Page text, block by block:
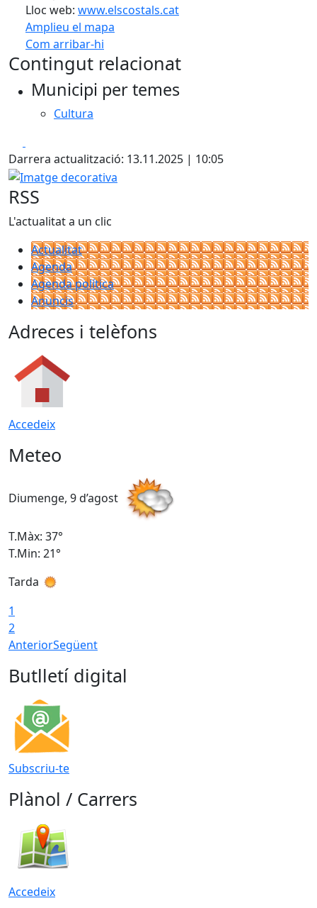
Lloc web: www.elscostals.cat
Amplieu el mapa
Com arribar-hi
+
Contingut relacionat
Municipi per temes
Cultura
Darrera actualització: 13.11.2025 | 10:05
Imatge decorativa
RSS
L'actualitat a un clic
Actualitat
Agenda
Agenda política
Anuncis
Adreces i telèfons
Accedeix
Meteo
Diumenge, 9 d’agost
T.Màx: 37°
T.Min: 21°
Tarda
1
2
AnteriorSegüent
Butlletí digital
Subscriu-te
Plànol / Carrers
Accedeix